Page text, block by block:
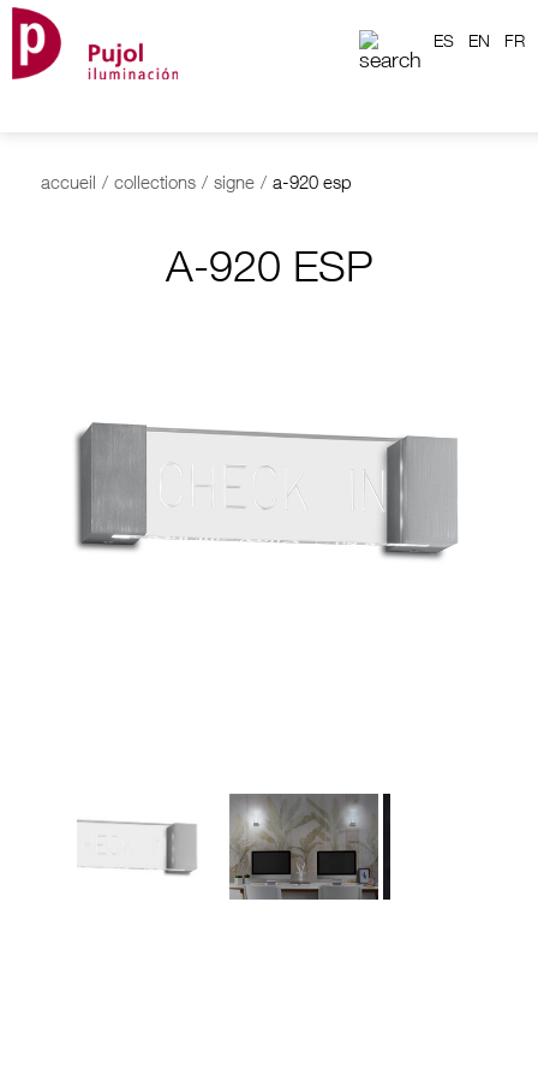
ES EN FR
accueil / collections / signe / a-920 esp
A-920 ESP